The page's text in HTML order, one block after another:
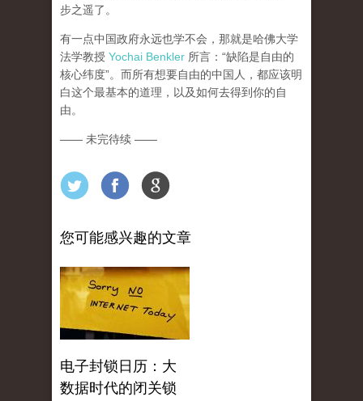
步之遥了。
有一点中国政府永远也学不会，那就是哈佛大学
法学教授 Yochai Benkler 所言：“缺陷是自由的
核心纬度”。而所有想要自由的中国人，都应该明
白这个最基本的道理，以及如何去得到你的自
由。
—— 未完待续 ——
您可能感兴趣的文章
电子封锁日历：大
数据时代的闭关锁